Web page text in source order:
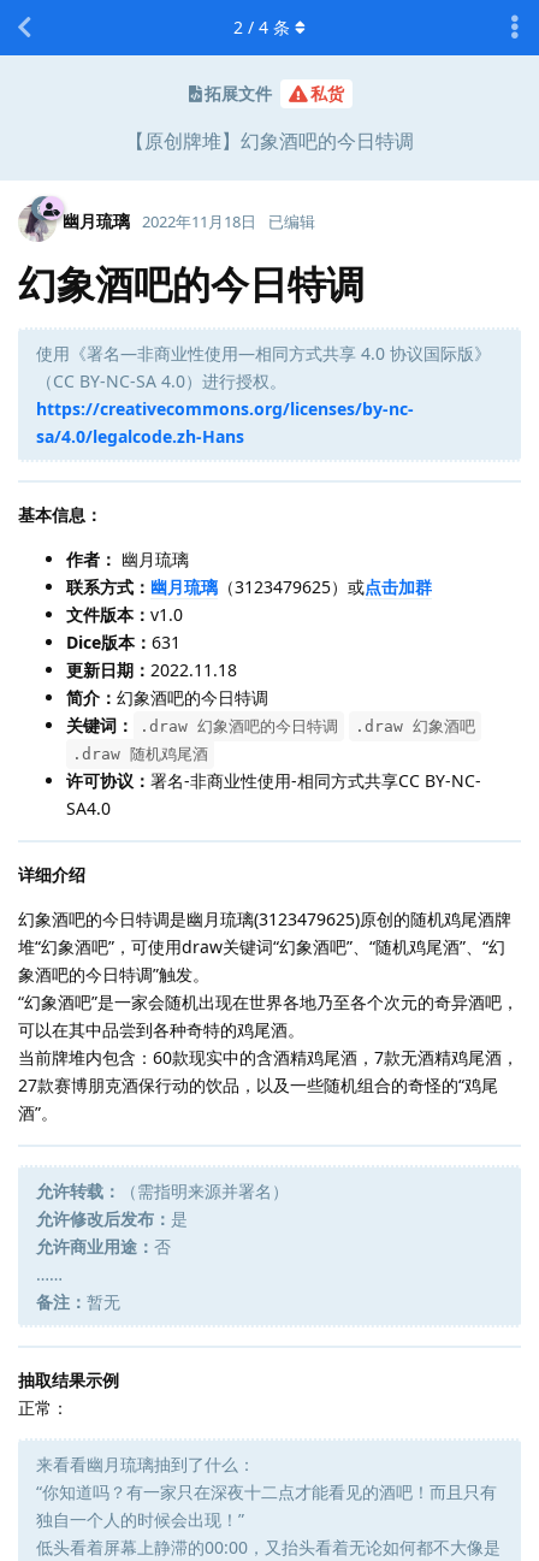
拓展文件 私货
【原创牌堆】幻象酒吧的今日特调
2 / 4 条
幽月琉璃 2022年11月18日 已编辑
幻象酒吧的今日特调
使用《署名—非商业性使用—相同方式共享 4.0 协议国际版》
（CC BY-NC-SA 4.0）进行授权。
https://creativecommons.org/licenses/by-nc-
sa/4.0/legalcode.zh-Hans
基本信息：
作者： 幽月琉璃
联系方式： 幽月琉璃 （3123479625）或点击加群
文件版本： v1.0
Dice版本： 631
更新日期： 2022.11.18
简介： 幻象酒吧的今日特调
关键词：
.draw 幻象酒吧的今日特调
.draw 幻象酒吧
.draw 随机鸡尾酒
许可协议： 署名-非商业性使用-相同方式共享CC BY-NC-
SA4.0
详细介绍
幻象酒吧的今日特调是幽月琉璃(3123479625)原创的随机鸡尾酒牌
堆“幻象酒吧”，可使用draw关键词“幻象酒吧”、“随机鸡尾酒”、“幻
象酒吧的今日特调”触发。
“幻象酒吧”是一家会随机出现在世界各地乃至各个次元的奇异酒吧，
可以在其中品尝到各种奇特的鸡尾酒。
当前牌堆内包含：60款现实中的含酒精鸡尾酒，7款无酒精鸡尾酒，
27款赛博朋克酒保行动的饮品，以及一些随机组合的奇怪的“鸡尾
酒”。
允许转载：
（需指明来源并署名）
允许修改后发布： 是
允许商业用途： 否
……
备注： 暂无
抽取结果示例
正常：
来看看幽月琉璃抽到了什么：
“你知道吗？有一家只在深夜十二点才能看见的酒吧！而且只有
独自一个人的时候会出现！”
低头看着屏幕上静滞的00:00，又抬头看着无论如何都不大像是